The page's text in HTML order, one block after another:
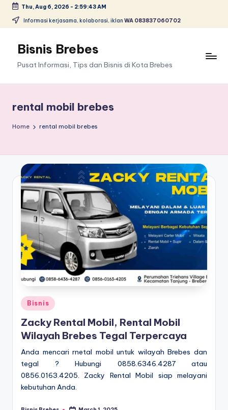
Skip
content
Thu, Aug 6, 2026 - 2:59:43 AM
Informasi kerjasama, kolaborasi, iklan WA 083837060702
Bisnis Brebes
Pusat Informasi, Tips dan Bisnis di Kota Brebes
rental mobil brebes
Home rental mobil brebes
Posted
in
Bisnis
Zacky Rental Mobil, Rental Mobil
Wilayah Brebes Tegal Terpercaya
Anda mencari rnetal mobil untuk wilayah Brebes dan
tegal ? Hubungi 0858.6346.4287 atau
0856.0163.4205. Zacky Rental Mobil siap melayani
kebutuhan Anda.